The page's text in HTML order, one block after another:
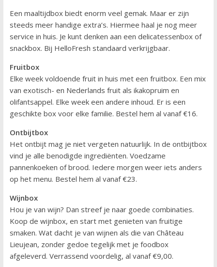
Een maaltijdbox biedt enorm veel gemak. Maar er zijn
steeds meer handige extra’s. Hiermee haal je nog meer
service in huis. Je kunt denken aan een delicatessenbox of
snackbox. Bij HelloFresh standaard verkrijgbaar.
Fruitbox
Elke week voldoende fruit in huis met een fruitbox. Een mix
van exotisch- en Nederlands fruit als ikakopruim en
olifantsappel. Elke week een andere inhoud. Er is een
geschikte box voor elke familie. Bestel hem al vanaf €16.
Ontbijtbox
Het ontbijt mag je niet vergeten natuurlijk. In de ontbijtbox
vind je alle benodigde ingrediënten. Voedzame
pannenkoeken of brood. Iedere morgen weer iets anders
op het menu. Bestel hem al vanaf €23.
Wijnbox
Hou je van wijn? Dan streef je naar goede combinaties.
Koop de wijnbox, en start met genieten van fruitige
smaken. Wat dacht je van wijnen als die van Château
Lieujean, zonder gedoe tegelijk met je foodbox
afgeleverd. Verrassend voordelig, al vanaf €9,00.